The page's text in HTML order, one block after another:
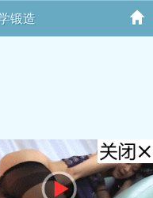
锻造